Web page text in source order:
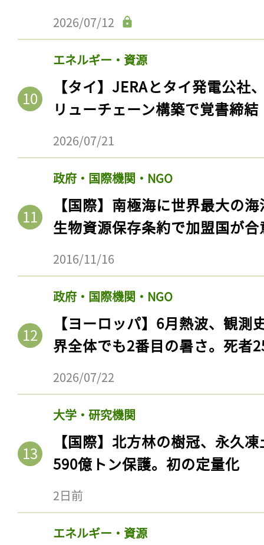
2026/07/12
エネルギー・資源
【タイ】JERAとタイ発電公社
リューチェーン構築で覚書締結
2026/07/21
政府・国際機関・NGO
【国際】南極海に世界最大の
生物資源保存条約で加盟国が合
2016/11/16
政府・国際機関・NGO
【ヨーロッパ】6月熱波、観
界全体でも2番目の暑さ。死者
2026/07/22
大学・研究機関
【国際】北方林の樹冠、永久
590億トン保護。初の定量化
2日前
エネルギー・資源